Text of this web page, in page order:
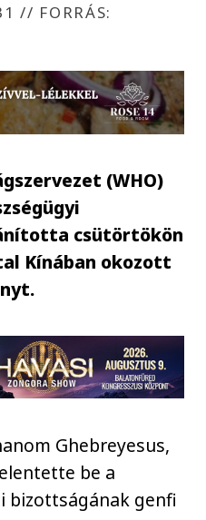
// FORRÁS:
(WHO)
csütörtökön
Kínában okozott
Ghebreyesus,
be a
bizottságának genfi